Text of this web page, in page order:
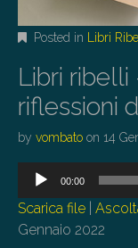
Posted in Libri
Libri
riflessioni
by vombato on 14
Audio
00:00
Scarica file
Gennaio 2022